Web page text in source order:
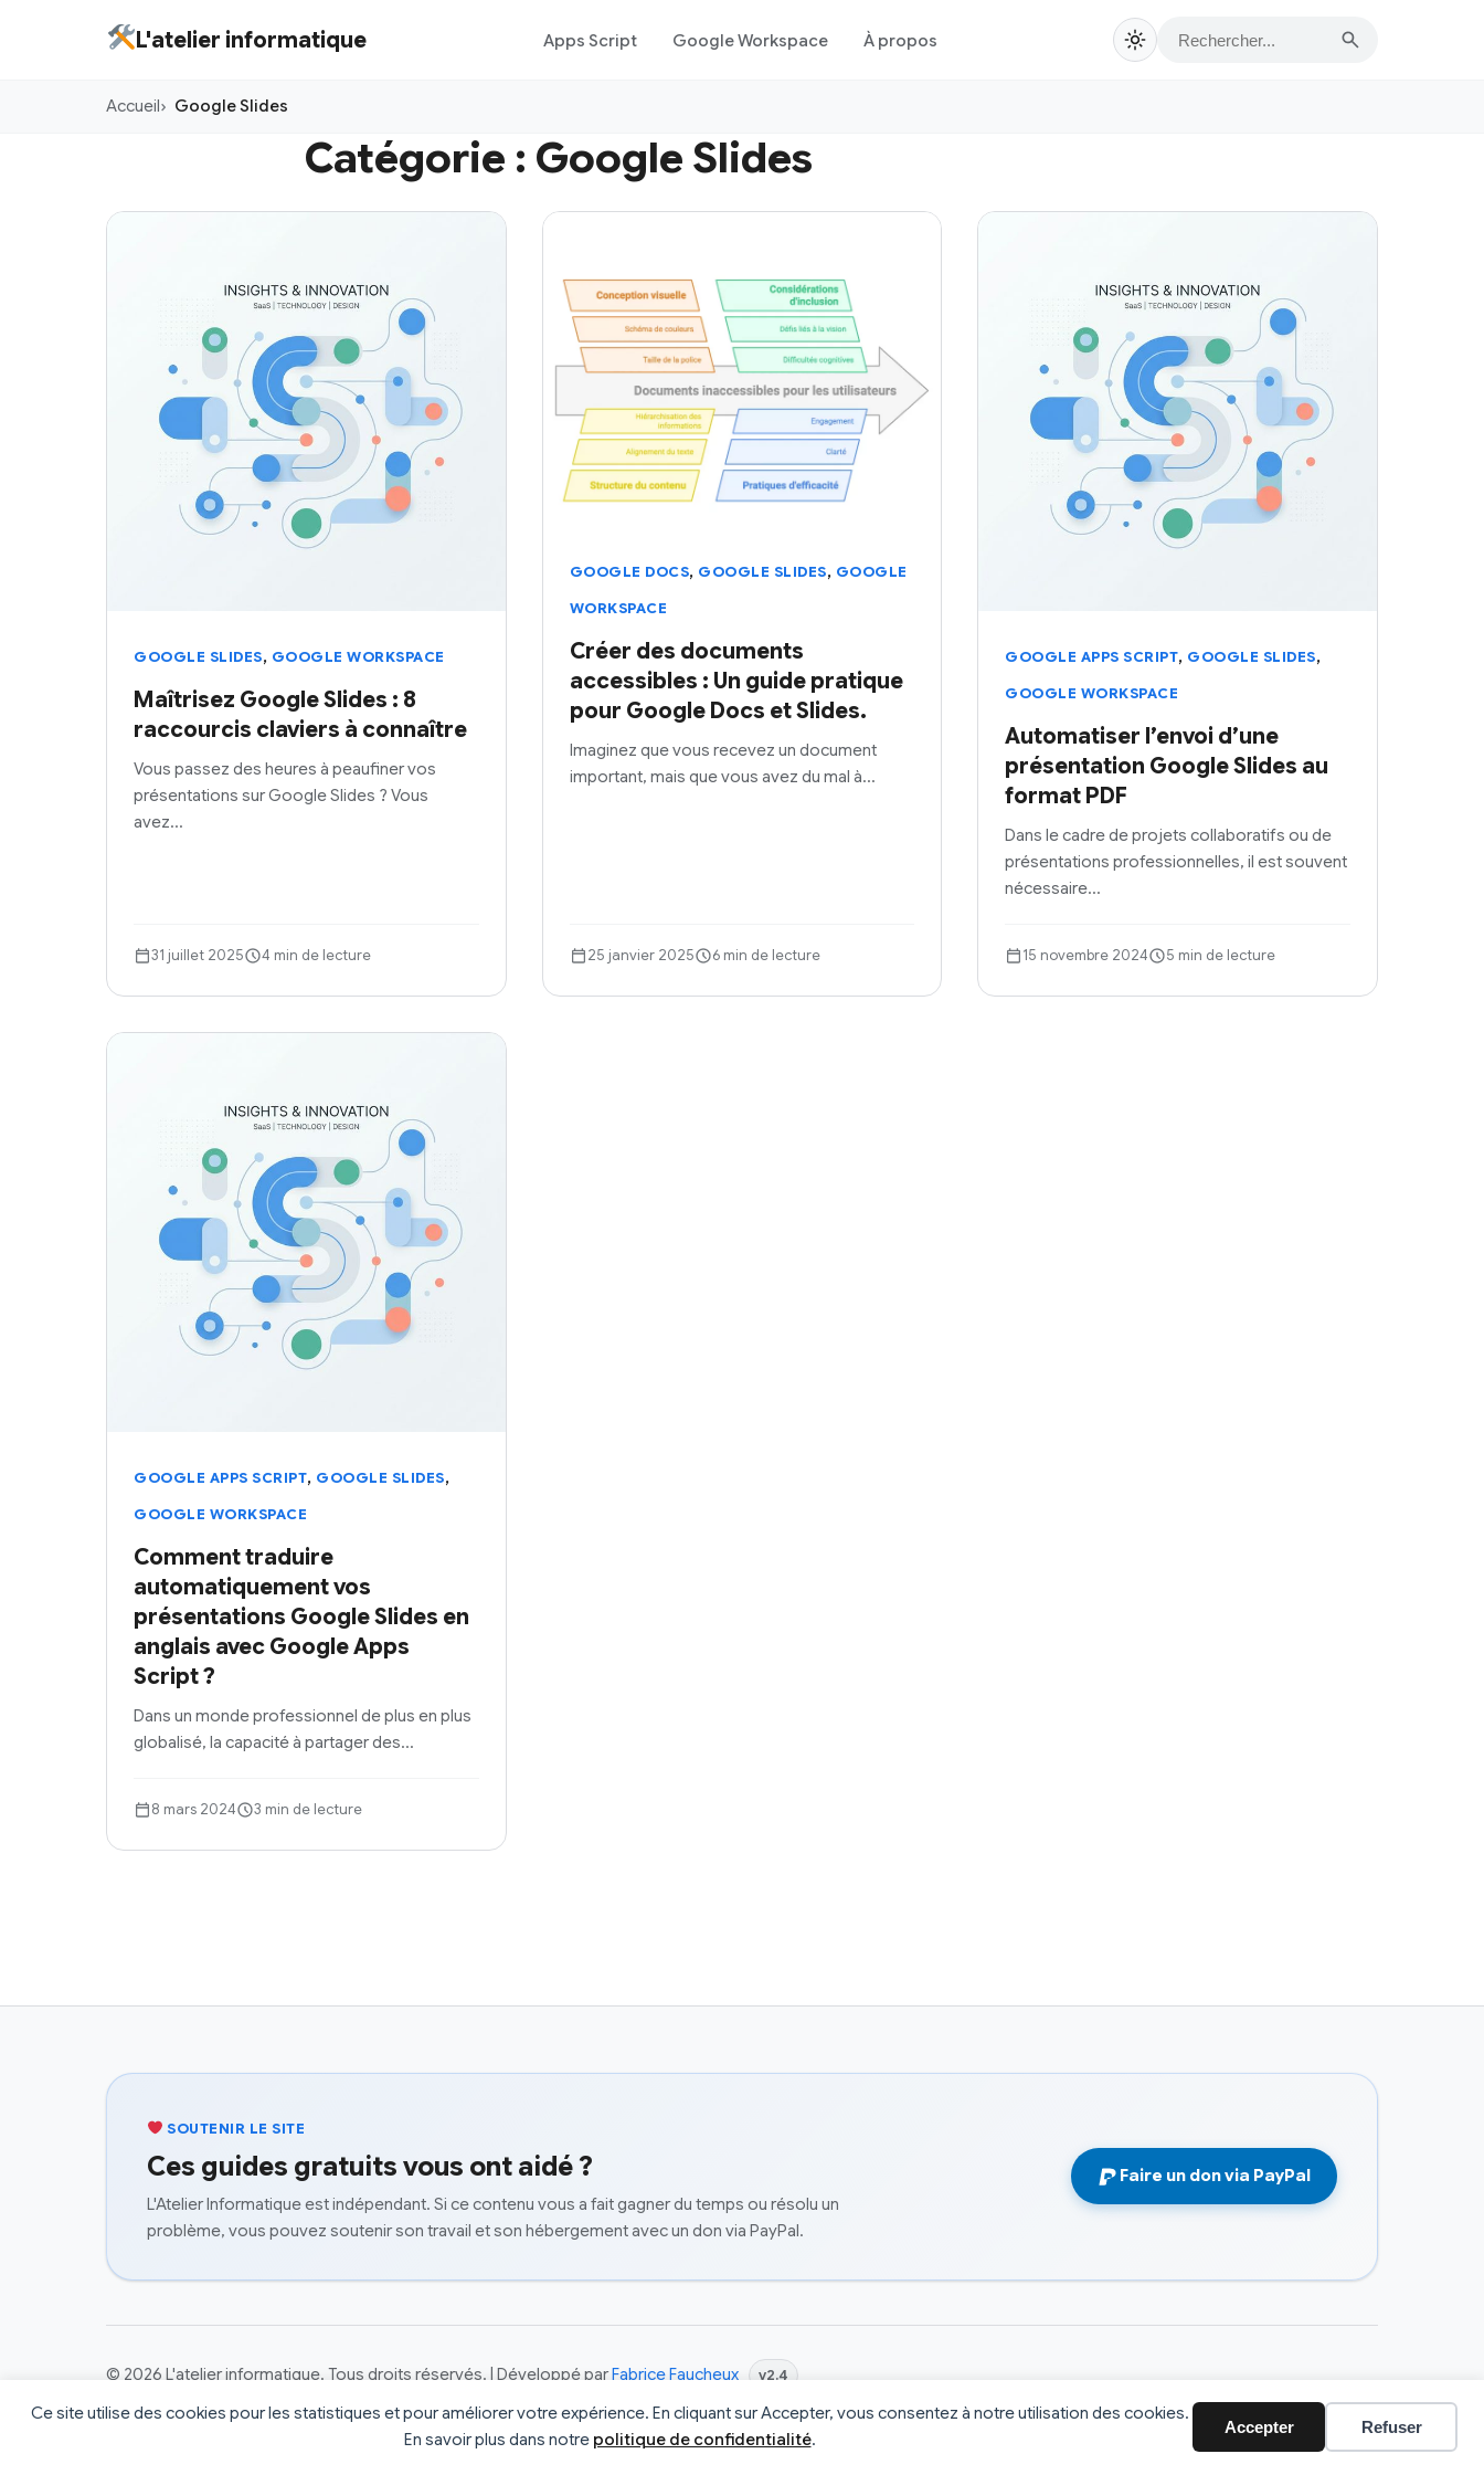
Ce site utilise des cookies pour les statistiques et pour améliorer votre expérience. En cliquant sur Accepter, vous consentez à notre utilisation des cookies.
En savoir plus dans notre politique de confidentialité.
Accepter Refuser
Préférences des cookies
L'atelier informatique Apps Script Google Workspace À propos
Accueil Google Slides
Catégorie : Google Slides
GOOGLE SLIDES, GOOGLE WORKSPACE
Maîtrisez Google Slides : 8
raccourcis claviers à connaître
Vous passez des heures à peaufiner vos
présentations sur Google Slides ? Vous
avez…
31 juillet 2025 4 min de lecture
GOOGLE DOCS, GOOGLE SLIDES, GOOGLE
WORKSPACE
Créer des documents
accessibles : Un guide pratique
pour Google Docs et Slides.
Imaginez que vous recevez un document
important, mais que vous avez du mal à…
25 janvier 2025 6 min de lecture
GOOGLE APPS SCRIPT, GOOGLE SLIDES,
GOOGLE WORKSPACE
Automatiser l’envoi d’une
présentation Google Slides au
format PDF
Dans le cadre de projets collaboratifs ou de
présentations professionnelles, il est souvent
nécessaire…
15 novembre 2024 5 min de lecture
GOOGLE APPS SCRIPT, GOOGLE SLIDES,
GOOGLE WORKSPACE
Comment traduire
automatiquement vos
présentations Google Slides en
anglais avec Google Apps
Script ?
Dans un monde professionnel de plus en plus
globalisé, la capacité à partager des…
8 mars 2024 3 min de lecture
SOUTENIR LE SITE
Ces guides gratuits vous ont aidé ?
L'Atelier Informatique est indépendant. Si ce contenu vous a fait gagner du temps ou résolu un
problème, vous pouvez soutenir son travail et son hébergement avec un don via PayPal.
Faire un don via PayPal
© 2026 L'atelier informatique. Tous droits réservés. | Développé parFabrice Faucheux v2.4
Politique de Confidentialité